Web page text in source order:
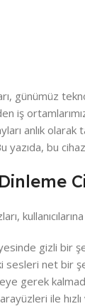
günümüz
iş
anlık
bu
gizli bir
sesleri net bir
gerek
arayüzleri ile